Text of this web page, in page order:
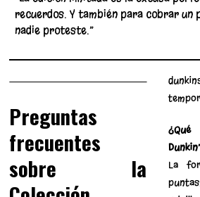
recuerdos. Y también para cobrar un
nadie proteste.”
Preguntas
frecuentes
sobre la
La